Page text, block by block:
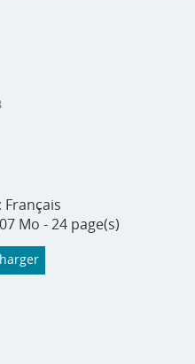
Français
Mo - 24 page(s)